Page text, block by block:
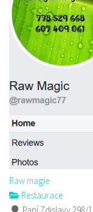
Raw magie
Restaurace